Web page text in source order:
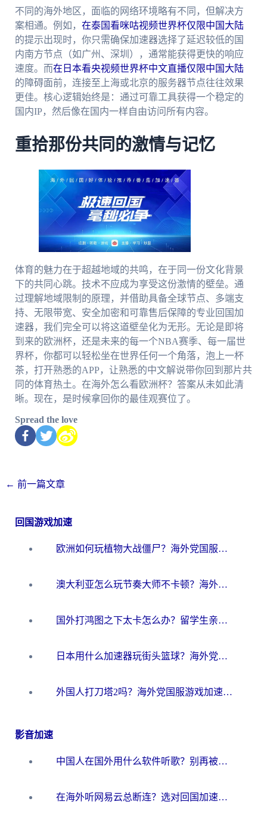
不同的海外地区，面临的网络环境略有不同，但解决方
案相通。例如， 在泰国看咪咕视频世界杯仅限中国大陆
的提示出现时，你只需确保加速器选择了延迟较低的国
内南方节点（如广州、深圳），通常能获得更快的响应
速度。而在日本看央视频世界杯中文直播仅限中国大陆
的障碍面前，连接至上海或北京的服务器节点往往效果
更佳。核心逻辑始终是：通过可靠工具获得一个稳定的
国内IP，然后像在国内一样自由访问所有内容。
重拾那份共同的激情与记忆
体育的魅力在于超越地域的共鸣，在于同一份文化背景
下的共同心跳。技术不应成为享受这份激情的壁垒。通
过理解地域限制的原理，并借助具备全球节点、多端支
持、无限带宽、安全加密和可靠售后保障的专业回国加
速器，我们完全可以将这道壁垒化为无形。无论是即将
到来的欧洲杯，还是未来的每一个NBA赛季、每一届世
界杯，你都可以轻松坐在世界任何一个角落，泡上一杯
茶，打开熟悉的APP，让熟悉的中文解说带你回到那片共
同的体育热土。在海外怎么看欧洲杯？答案从未如此清
晰。现在，是时候拿回你的最佳观赛位了。
Spread the love
← 前一篇文章
回国游戏加速
欧洲如何玩植物大战僵尸？海外党国服游戏加速避坑指南（附实测对比）
澳大利亚怎么玩节奏大师不卡顿？海外党国服游戏加速终极指南
国外打鸿图之下太卡怎么办？留学生亲测有效的国服游戏加速方案
日本用什么加速器玩街头篮球？海外党国服游戏不卡顿的终极攻略
外国人打刀塔2吗？海外党国服游戏加速避坑全攻略
影音加速
中国人在国外用什么软件听歌？别再被地域限制卡脖子，这篇教你轻松解锁国内音乐库
在海外听网易云总断连？选对回国加速器，告别地区限制和卡顿